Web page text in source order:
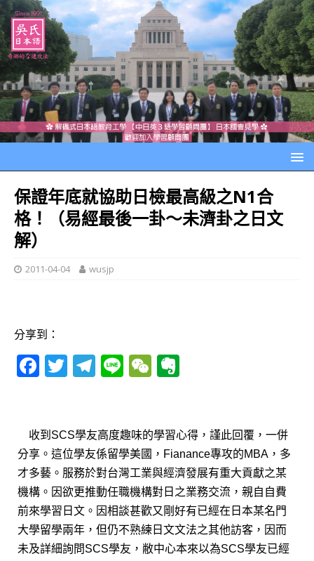
保證年底就協助日檢最高級之N1合
格！（易經最後一卦～未濟卦之日文
解）
2011-04-04 wusjp
分享到：
F
e
b
o
o
k
T
te
r
T
g
ra
m
Li W
h
at
r
n
o
te
收到 SCS學友高度趣味的學習心得，謹此回覆，一併
分享。這位學友係留學美國，Fianance專攻的MBA，多
才多藝。服務於對台灣工業與經濟發展有重大貢獻之某
機構。因欲更推動任職機構對日之業務交流，親自自費
前來學習日文。因相談甚歡又剛好有已經在日本某名門
大學留學兩年，但仍不熟練日文文法之其他訪客，因而
未及詳細詢問SCS學友，敝中心本來以為SCS學友已經